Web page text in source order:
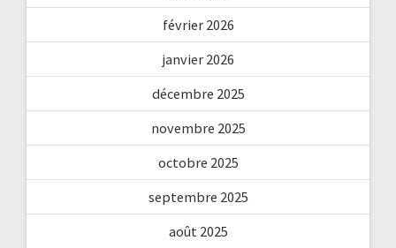
février 2026
janvier 2026
décembre 2025
novembre 2025
octobre 2025
septembre 2025
août 2025